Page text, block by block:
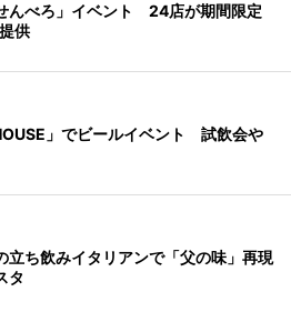
んべろ」イベント 24店が期間限定
供
」でビールイベント 試飲会や
立ち飲みイタリアンで「父の味」再現
タ